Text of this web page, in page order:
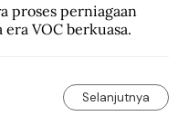
proses perniagaan
VOC berkuasa.
Selanjutnya